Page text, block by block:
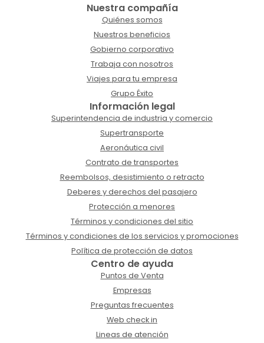
Nuestra compañía
Quiénes somos
Nuestros beneficios
Gobierno corporativo
Trabaja con nosotros
Viajes para tu empresa
Grupo Éxito
Información legal
Superintendencia de industria y comercio
Supertransporte
Aeronáutica civil
Contrato de transportes
Reembolsos, desistimiento o retracto
Deberes y derechos del pasajero
Protección a menores
Términos y condiciones del sitio
Términos y condiciones de los servicios y promociones
Política de protección de datos
Centro de ayuda
Puntos de Venta
Empresas
Preguntas frecuentes
Web check in
Lineas de atención